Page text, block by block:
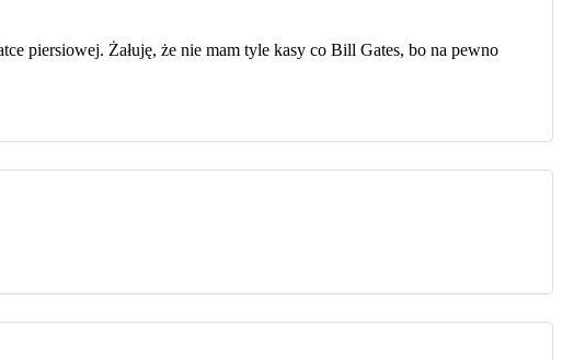
piersiowej. Żałuję, że nie mam tyle kasy co Bill Gates, bo na pewno